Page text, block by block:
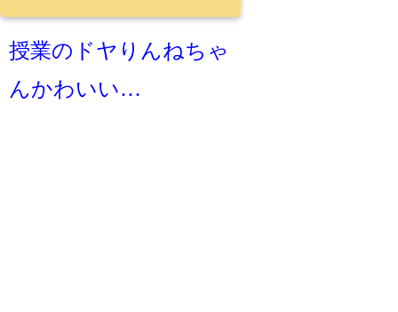
授業のドヤりんねちゃ
んかわいい…